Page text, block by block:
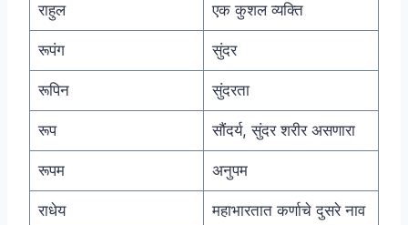
राहुल एक कुशल व्यक्ति
रूपंग सुंदर
रूपिन सुंदरता
रूप सौंदर्य, सुंदर शरीर असणारा
रूपम अनुपम
राधेय महाभारतात कर्णाचे दुसरे नाव